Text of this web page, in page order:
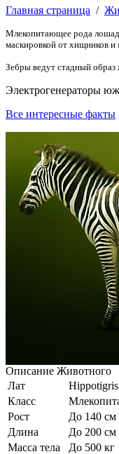
Главная страница /
Млекопитающее рода
маскировкой от хищников
Зебры ведут стадный образ
Электрогенераторы
Все интересные факты
Описание Животного
Лат
Hippotigris
Класс
Рост
До 140 см
Длина
До 200 см
Масса тела
До 500 кг